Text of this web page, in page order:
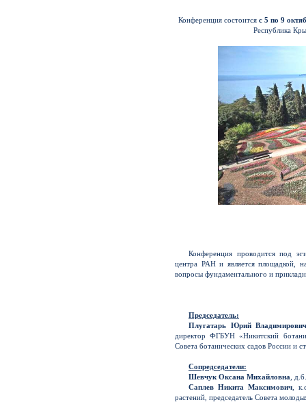
Конференция состоится с 5 по 9
Республика
Конференция проводится под
центра РАН и является площадкой,
вопросы фундаментального и
Председатель:
Плугатарь Юрий
директор ФГБУН «Никитский
Совета ботанических садов России и
Сопредседатели:
Шевчук Оксана Михайловна ,
Саплев Никита Максимович ,
растений, председатель Совета